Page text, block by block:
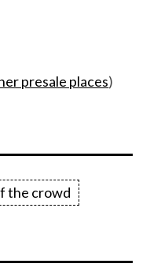
presale places)
the crowd